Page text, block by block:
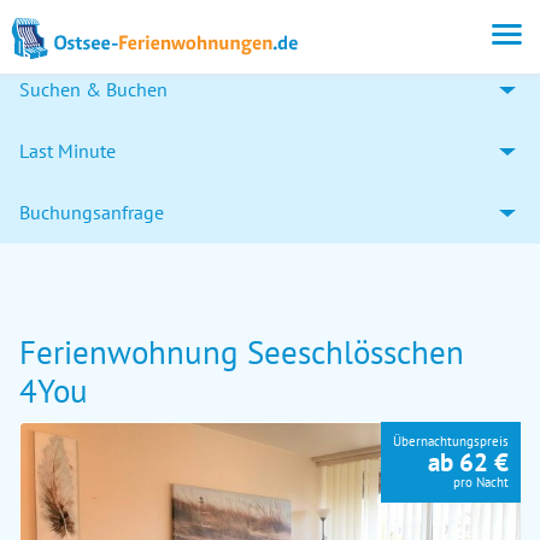
Suchen & Buchen
Last Minute
Buchungsanfrage
Ferienwohnung Seeschlösschen
4You
Übernachtungspreis
ab 62 €
pro Nacht